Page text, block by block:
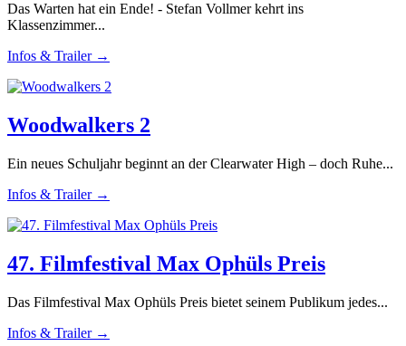
Das Warten hat ein Ende! - Stefan Vollmer kehrt ins
Klassenzimmer...
Infos & Trailer →
Woodwalkers 2
Ein neues Schuljahr beginnt an der Clearwater High – doch Ruhe...
Infos & Trailer →
47. Filmfestival Max Ophüls Preis
Das Filmfestival Max Ophüls Preis bietet seinem Publikum jedes...
Infos & Trailer →